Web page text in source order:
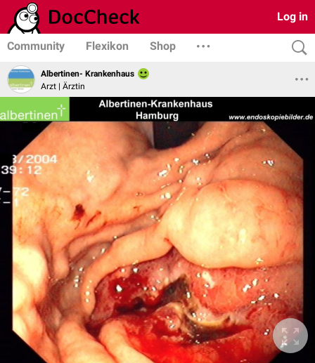
Log in
Community Flexikon Shop
Albertinen- Krankenhaus
Arzt | Ärztin